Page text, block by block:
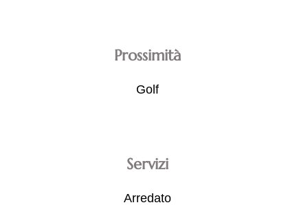
Prossimità
Golf
Servizi
Arredato